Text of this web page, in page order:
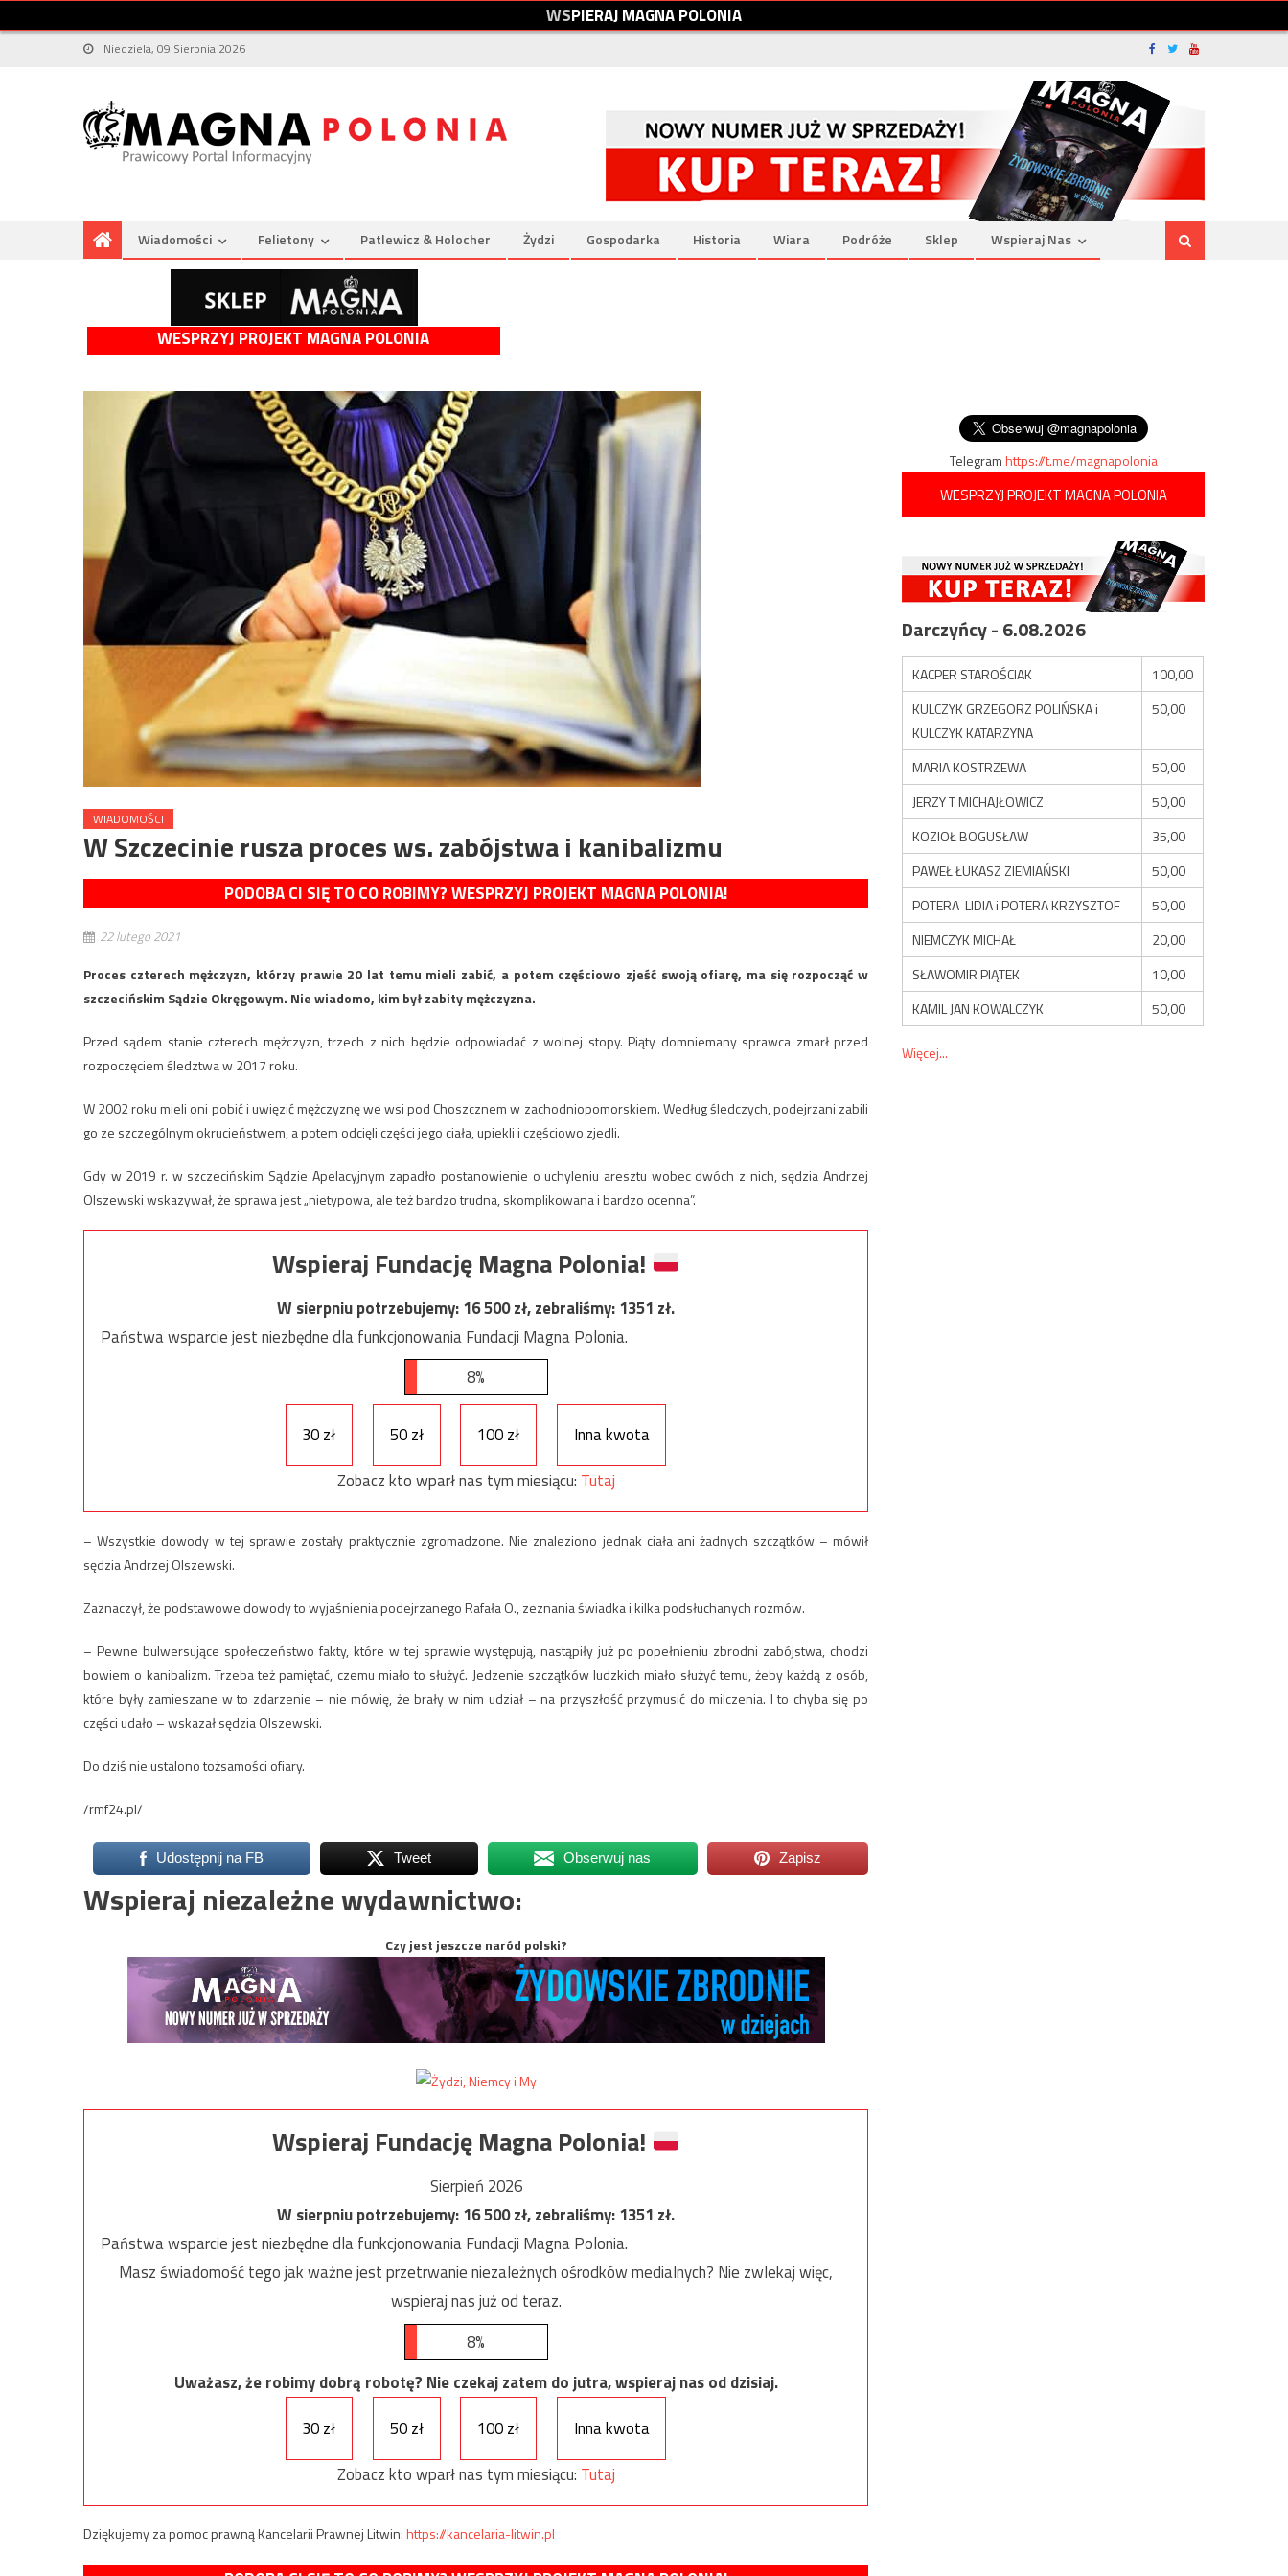
WSPIERAJMAGNAPOLONIA
Niedziela, 09 Sierpnia 2026
Wiadomości Felietony Patlewicz & Holocher Żydzi Gospodarka Historia Wiara Podróże Sklep Wspieraj Nas
WESPRZYJ PROJEKT MAGNA POLONIA
WIADOMOŚCI
W Szczecinie rusza proces ws. zabójstwa i kanibalizmu
PODOBA CI SIĘ TO CO ROBIMY? WESPRZYJ PROJEKT MAGNA POLONIA!
22 lutego 2021
Proces czterech mężczyzn, którzy prawie 20 lat temu mieli zabić, a potem częściowo zjeść swoją ofiarę, ma się rozpocząć w
szczecińskim Sądzie Okręgowym. Nie wiadomo, kim był zabity mężczyzna.
Przed sądem stanie czterech mężczyzn, trzech z nich będzie odpowiadać z wolnej stopy. Piąty domniemany sprawca zmarł przed
rozpoczęciem śledztwa w 2017 roku.
W 2002 roku mieli oni pobić i uwięzić mężczyznę we wsi pod Choszcznem w zachodniopomorskiem. Według śledczych, podejrzani zabili
go ze szczególnym okrucieństwem, a potem odcięli części jego ciała, upiekli i częściowo zjedli.
Gdy w 2019 r. w szczecińskim Sądzie Apelacyjnym zapadło postanowienie o uchyleniu aresztu wobec dwóch z nich, sędzia Andrzej
Olszewski wskazywał, że sprawa jest „nietypowa, ale też bardzo trudna, skomplikowana i bardzo ocenna”.
Wspieraj Fundację Magna Polonia!
W sierpniu potrzebujemy:16 500zł, zebraliśmy:1351 zł.
Państwa wsparcie jest niezbędne dla funkcjonowania Fundacji Magna Polonia.
8%
30 zł 50 zł 100 zł
Inna kwota
Zobacz kto wparł nas tym miesiącu: Tutaj
– Wszystkie dowody w tej sprawie zostały praktycznie zgromadzone. Nie znaleziono jednak ciała ani żadnych szczątków – mówił
sędzia Andrzej Olszewski.
Zaznaczył, że podstawowe dowody to wyjaśnienia podejrzanego Rafała O., zeznania świadka i kilka podsłuchanych rozmów.
– Pewne bulwersujące społeczeństwo fakty, które w tej sprawie występują, nastąpiły już po popełnieniu zbrodni zabójstwa, chodzi
bowiem o kanibalizm. Trzeba też pamiętać, czemu miało to służyć. Jedzenie szczątków ludzkich miało służyć temu, żeby każdą z osób,
które były zamieszane w to zdarzenie – nie mówię, że brały w nim udział – na przyszłość przymusić do milczenia. I to chyba się po
części udało – wskazał sędzia Olszewski.
Do dziś nie ustalono tożsamości ofiary.
/rmf24.pl/
Udostępnij na FB Tweet Obserwuj nas Zapisz
Wspieraj niezależne wydawnictwo:
Czy jest jeszcze naród polski?
Wspieraj Fundację Magna Polonia!
Sierpień 2026
W sierpniu potrzebujemy:16 500zł, zebraliśmy:1351 zł.
Państwa wsparcie jest niezbędne dla funkcjonowania Fundacji Magna Polonia.
Masz świadomość tego jak ważne jest przetrwanie niezależnych ośrodków medialnych? Nie zwlekaj więc,
wspieraj nas już od teraz.
8%
Uważasz, że robimy dobrą robotę? Nie czekaj zatem do jutra, wspieraj nas od dzisiaj.
30 zł
50 zł 100 zł
Inna kwota
Zobacz kto wparł nas tym miesiącu: Tutaj
Dziękujemy za pomoc prawną Kancelarii Prawnej Litwin:https://kancelaria-litwin.pl
Telegramhttps://t.me/magnapolonia
WESPRZYJ PROJEKT MAGNA POLONIA
Darczyńcy - 6.08.2026
KACPER STAROŚCIAK
100,00
KULCZYK GRZEGORZ POLIŃSKA i
KULCZYK KATARZYNA
50,00
MARIA KOSTRZEWA
50,00
JERZY T MICHAJŁOWICZ
50,00
KOZIOŁ BOGUSŁAW
35,00
PAWEŁ ŁUKASZ ZIEMIAŃSKI
50,00
POTERA LIDIA i POTERA KRZYSZTOF
50,00
NIEMCZYK MICHAŁ
20,00
SŁAWOMIR PIĄTEK
10,00
KAMIL JAN KOWALCZYK
50,00
Więcej...